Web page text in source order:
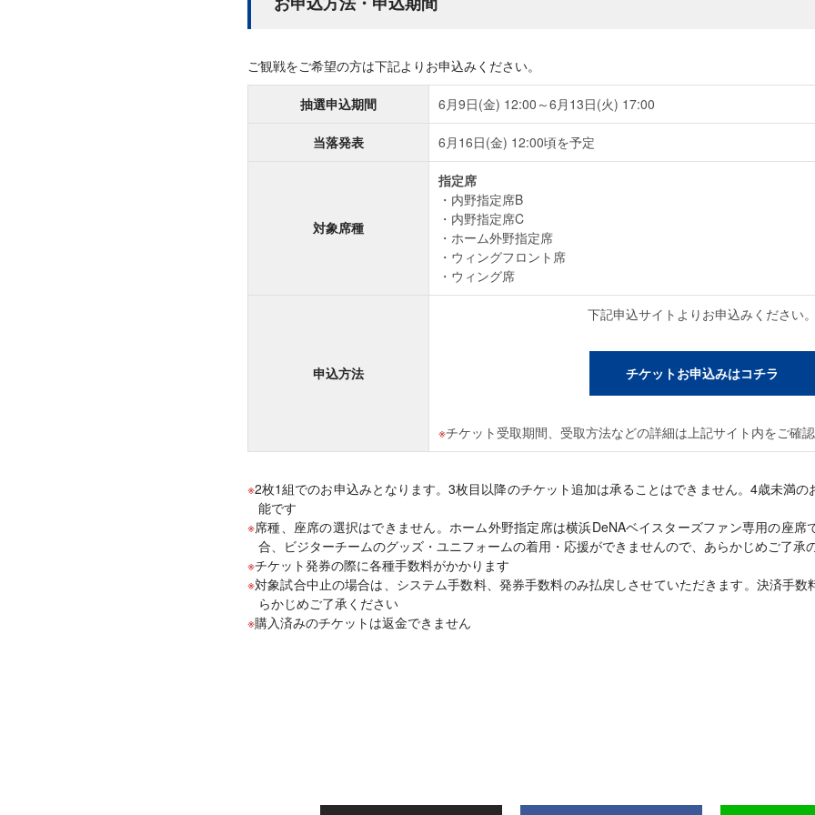
ご観戦をご希望の方は下記よりお申込みください。
抽選申込期間 6月9日(金) 12:00～6月13日(火) 17:00
当落発表 6月16日(金) 12:00頃を予定
対象席種
指定席
内野指定席B
内野指定席C
ホーム外野指定席
ウィングフロント席
ウィング席
申込方法
下記申込サイトよりお申込みください
チケットお申込みはコチラ
チケット受取期間、受取方法などの詳細は上記サイト内をご確
2枚1組でのお申込みとなります。3枚目以降のチケット追加は承ることはできません。4歳未満
能です
席種、座席の選択はできません。ホーム外野指定席は横浜DeNAベイスターズファン専用の座席
合、ビジターチームのグッズ・ユニフォームの着用・応援ができませんので、あらかじめご了承
チケット発券の際に各種手数料がかかります
対象試合中止の場合は、システム手数料、発券手数料のみ払戻しさせていただきます。決済手数
らかじめご了承ください
購入済みのチケットは返金できません